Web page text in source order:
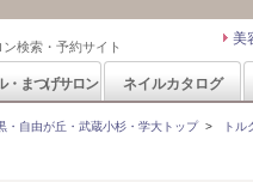
検索・予約サイト 美
・まつげサロン ネイルカタログ
・自由が丘・武蔵小杉・学大トップ> トル